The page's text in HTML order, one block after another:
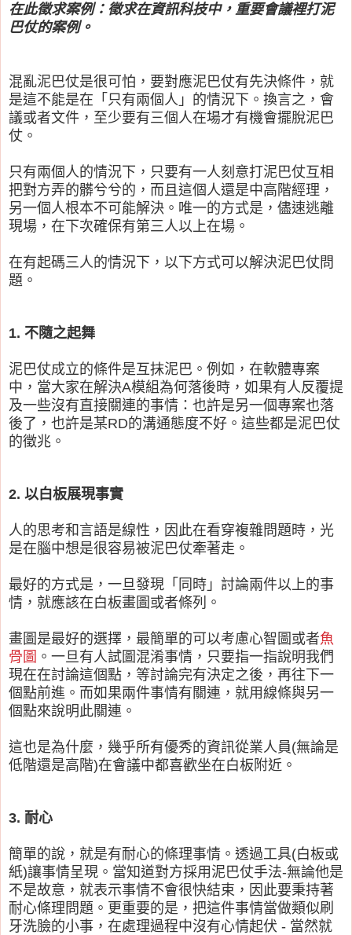
在此徵求案例：徵求在資訊科技中，重要會議裡打泥
巴仗的案例。
混亂泥巴仗是很可怕，要對應泥巴仗有先決條件，就
是這不能是在「只有兩個人」的情況下。換言之，會
議或者文件，至少要有三個人在場才有機會擺脫泥巴
仗。
只有兩個人的情況下，只要有一人刻意打泥巴仗互相
把對方弄的髒兮兮的，而且這個人還是中高階經理，
另一個人根本不可能解決。唯一的方式是，儘速逃離
現場，在下次確保有第三人以上在場。
在有起碼三人的情況下，以下方式可以解決泥巴仗問
題。
1. 不隨之起舞
泥巴仗成立的條件是互抹泥巴。例如，在軟體專案
中，當大家在解決A模組為何落後時，如果有人反覆提
及一些沒有直接關連的事情：也許是另一個專案也落
後了，也許是某RD的溝通態度不好。這些都是泥巴仗
的徵兆。
2. 以白板展現事實
人的思考和言語是線性，因此在看穿複雜問題時，光
是在腦中想是很容易被泥巴仗牽著走。
最好的方式是，一旦發現「同時」討論兩件以上的事
情，就應該在白板畫圖或者條列。
畫圖是最好的選擇，最簡單的可以考慮心智圖或者魚
骨圖 。一旦有人試圖混淆事情，只要指一指說明我們
現在在討論這個點，等討論完有決定之後，再往下一
個點前進。而如果兩件事情有關連，就用線條與另一
個點來說明此關連。
這也是為什麼，幾乎所有優秀的資訊從業人員(無論是
低階還是高階)在會議中都喜歡坐在白板附近。
3. 耐心
簡單的說，就是有耐心的條理事情。透過工具(白板或
紙)讓事情呈現。當知道對方採用泥巴仗手法-無論他是
不是故意，就表示事情不會很快結束，因此要秉持著
耐心條理問題。更重要的是，把這件事情當做類似刷
牙洗臉的小事，在處理過程中沒有心情起伏 - 當然就